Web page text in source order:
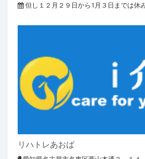
但し１２月２９日から1月３日までは休
リハトレあおば